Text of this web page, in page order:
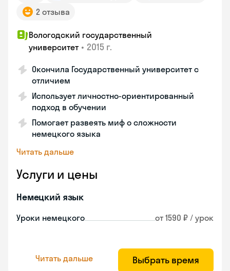
2 отзыва
Вологодский государственный
университет • 2015 г.
Окончила Государственный университет с
отличием
Использует личностно-ориентированный
подход в обучении
Помогает развеять миф о сложности
немецкого языка
Читать дальше
Услуги и цены
Немецкий язык
Уроки немецкого от 1590 ₽ / урок
Читать дальше Выбрать время